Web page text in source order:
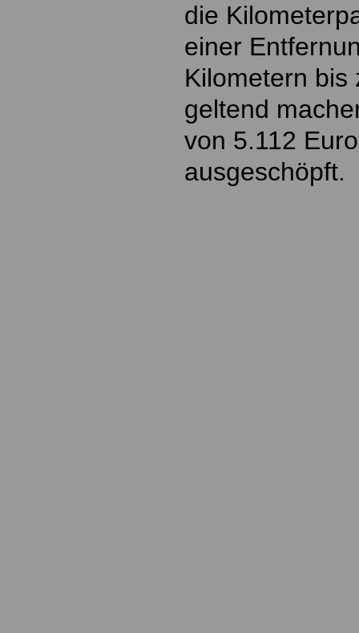
die
einer
Kilometern bis
geltend
von 5.112
ausgeschöpft.